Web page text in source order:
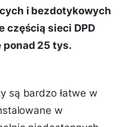
i bezdotykowych
częścią sieci DPD
ponad 25 tys.
są bardzo łatwe w
w